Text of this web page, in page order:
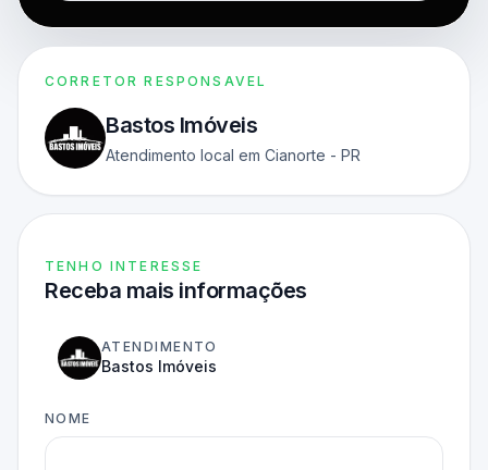
CORRETOR RESPONSAVEL
Bastos Imóveis
Atendimento local em Cianorte - PR
TENHO INTERESSE
Receba mais informações
ATENDIMENTO
Bastos Imóveis
NOME